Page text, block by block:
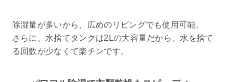
除湿量が多いから、広めのリビングでも使用可能。
さらに、水捨てタンクは2Lの大容量だから、水を捨て
る回数が少なくて楽チンです。